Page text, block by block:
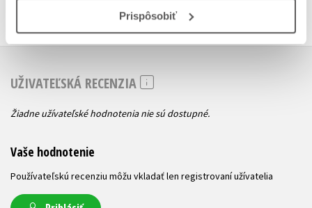
Prispôsobiť
UŽIVATEĽSKÁ RECENZIA
Žiadne užívateľské hodnotenia nie sú dostupné.
Vaše hodnotenie
Používateľskú recenziu môžu vkladať len registrovaní užívatelia